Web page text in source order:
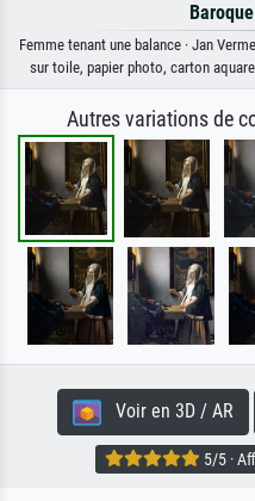
Baroque
Femme tenant une balance · Jan
sur toile, papier photo, carton
Autres variations de
Voir en 3D / AR
5/5 ·